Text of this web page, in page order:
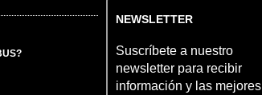
NEWSLETTER
Suscríbete a nuestro
newsletter para recibir
información y las mejores